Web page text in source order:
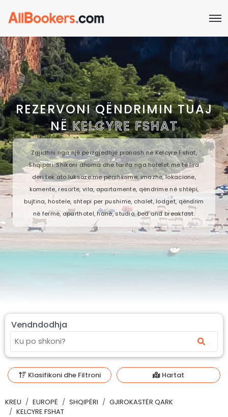
REZERVONI QËNDRIMIN TUAJ
NËKELCYRE FSHAT
Zgjidhni nga një përzgjedhje pronash në Kelcyre Fshat,
Shqipëri. Shikoni dhoma dhe tarifa nga hotelet më të lira
deri tek ato luksoze me përshkrime, imazhe, lokacione,
komente, resorte, vila, apartamente, qëndrime në shtëpi,
bujtina, hostele, shtepi per pushime, chalet, lodget, qëndrim
në fermë, aparthotel, hanë, studio, bed and breakfast.
Vendndodhja
Klasifikoni dhe Filtroni Hartat
KREU EUROPË SHQIPËRI
GJIROKASTËR QARK
KELCYRE FSHAT